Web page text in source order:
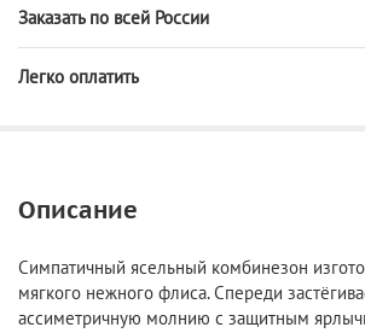
Заказать по всей России
Легко оплатить
Описание
Симпатичный ясельный комбинезон
мягкого нежного флиса. Спереди
ассиметричную молнию с защитным